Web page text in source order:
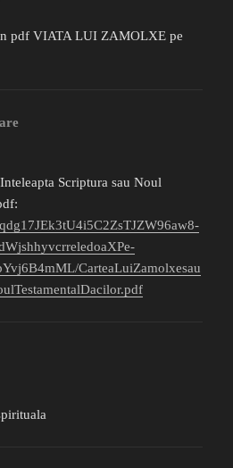
pdf VIATA LUI ZAMOLXE pe
Scriptura sau Noul
CarteaLuiZamolxesau